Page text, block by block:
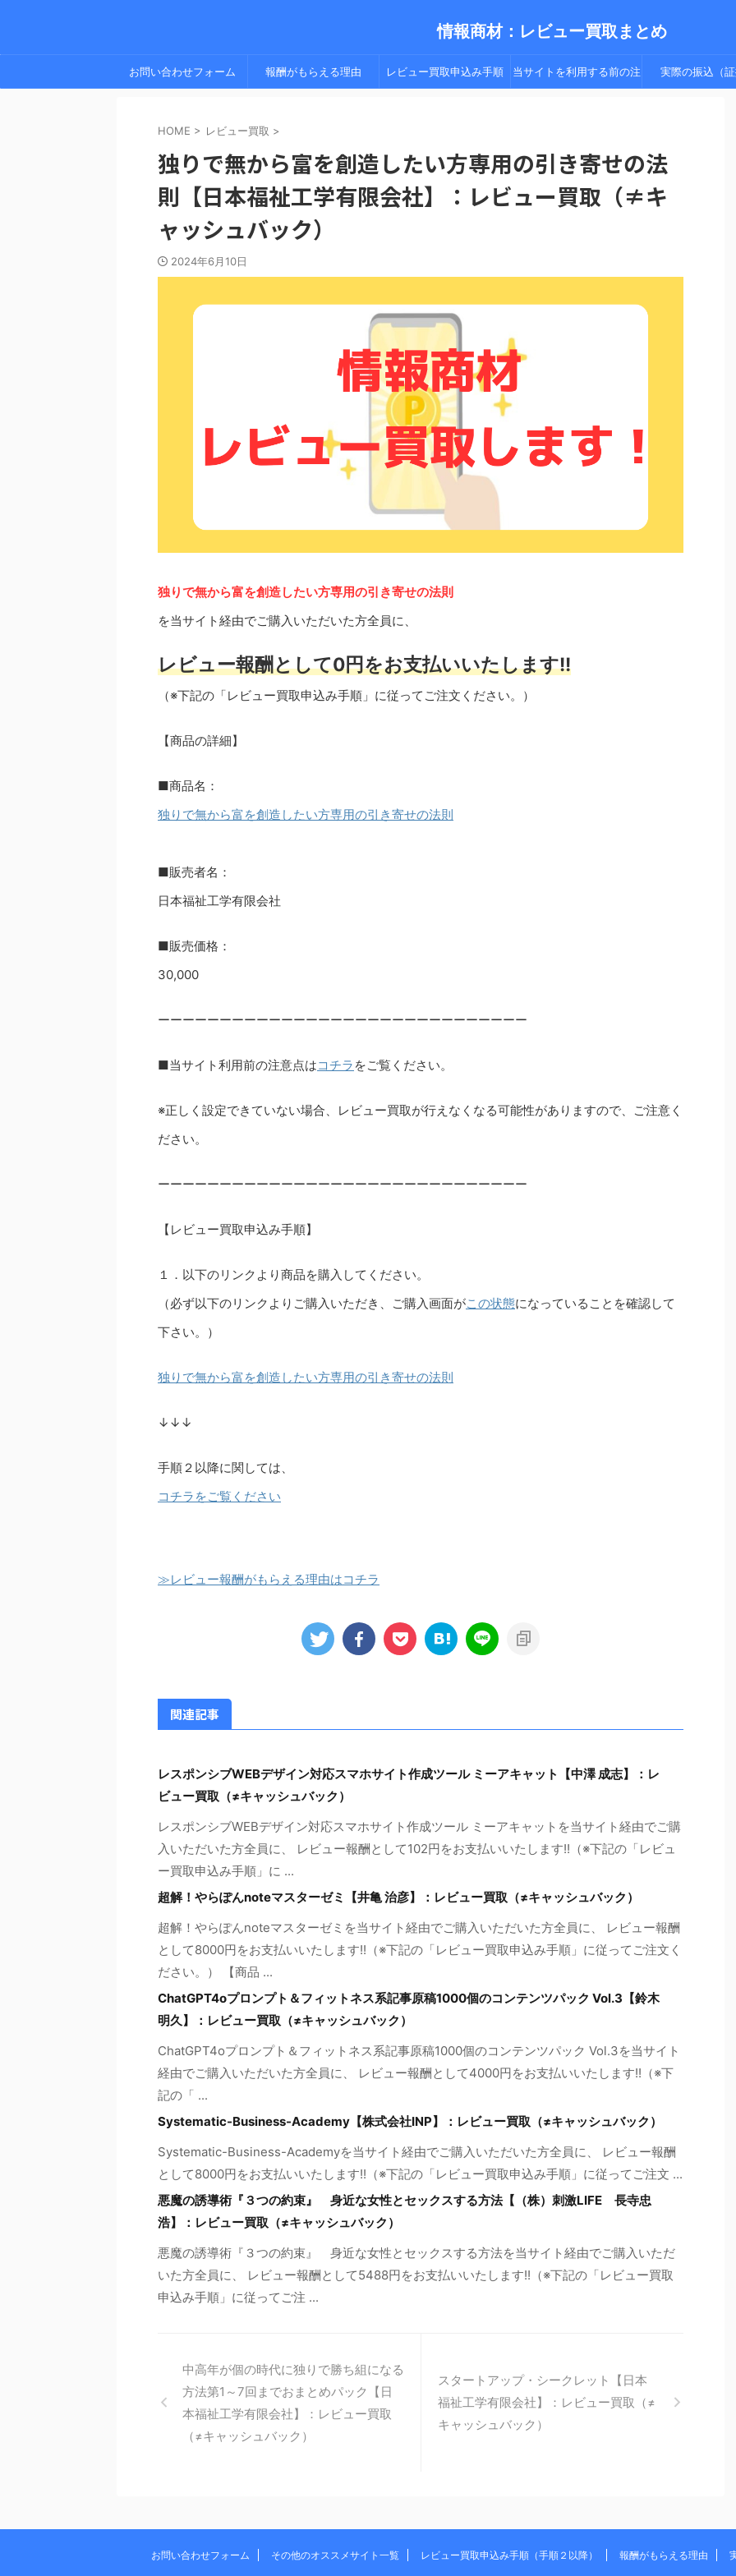
情報商材：レビュー買取まとめ
お問い合わせフォーム 報酬がもらえる理由 レビュー買取申込み手順 当サイトを利用する前の注 実際の振込（証
HOME > レビュー買取 >
独りで無から富を創造したい方専用の引き寄せの法
則【日本福祉工学有限会社】：レビュー買取（≠キ
ャッシュバック）
2024年6月10日
独りで無から富を創造したい方専用の引き寄せの法則
を当サイト経由でご購入いただいた方全員に、
レビュー報酬として0円をお支払いいたします!!
（※下記の「レビュー買取申込み手順」に従ってご注文ください。）
【商品の詳細】
■商品名：
独りで無から富を創造したい方専用の引き寄せの法則
■販売者名：
日本福祉工学有限会社
■販売価格：
30,000
ーーーーーーーーーーーーーーーーーーーーーーーーーーーーーー
■当サイト利用前の注意点はコチラ をご覧ください。
※正しく設定できていない場合、レビュー買取が行えなくなる可能性がありますので、ご注意く
ださい。
ーーーーーーーーーーーーーーーーーーーーーーーーーーーーーー
【レビュー買取申込み手順】
１．以下のリンクより商品を購入してください。
（必ず以下のリンクよりご購入いただき、ご購入画面がこの状態になっていることを確認して
下さい。）
独りで無から富を創造したい方専用の引き寄せの法則
↓↓↓
手順２以降に関しては、
コチラをご覧ください
≫レビュー報酬がもらえる理由はコチラ
関連記事
レスポンシブWEBデザイン対応スマホサイト作成ツール ミーアキャット【中澤 成志】：レ
ビュー買取（≠キャッシュバック）
レスポンシブWEBデザイン対応スマホサイト作成ツール ミーアキャットを当サイト経由でご購
入いただいた方全員に、 レビュー報酬として102円をお支払いいたします!!（※下記の「レビュ
ー買取申込み手順」に ...
超解！やらぽんnoteマスターゼミ【井亀 治彦】：レビュー買取（≠キャッシュバック）
超解！やらぽんnoteマスターゼミを当サイト経由でご購入いただいた方全員に、 レビュー報酬
として8000円をお支払いいたします!!（※下記の「レビュー買取申込み手順」に従ってご注文く
ださい。） 【商品 ...
ChatGPT4oプロンプト＆フィットネス系記事原稿1000個のコンテンツパック Vol.3【鈴木
明久】：レビュー買取（≠キャッシュバック）
ChatGPT4oプロンプト＆フィットネス系記事原稿1000個のコンテンツパック Vol.3を当サイト
経由でご購入いただいた方全員に、 レビュー報酬として4000円をお支払いいたします!!（※下
記の「 ...
Systematic-Business-Academy【株式会社INP】：レビュー買取（≠キャッシュバック）
Systematic-Business-Academyを当サイト経由でご購入いただいた方全員に、 レビュー報酬
として8000円をお支払いいたします!!（※下記の「レビュー買取申込み手順」に従ってご注文 ...
悪魔の誘導術『３つの約束』 身近な女性とセックスする方法【（株）刺激LIFE 長寺忠
浩】：レビュー買取（≠キャッシュバック）
悪魔の誘導術『３つの約束』 身近な女性とセックスする方法を当サイト経由でご購入いただ
いた方全員に、 レビュー報酬として5488円をお支払いいたします!!（※下記の「レビュー買取
申込み手順」に従ってご注 ...
中高年が個の時代に独りで勝ち組になる
方法第1～7回までおまとめパック【日
本福祉工学有限会社】：レビュー買取
（≠キャッシュバック）
スタートアップ・シークレット【日本
福祉工学有限会社】：レビュー買取（≠
キャッシュバック）
お問い合わせフォーム その他のオススメサイト一覧 レビュー買取申込み手順（手順２以降） 報酬がもらえる理由